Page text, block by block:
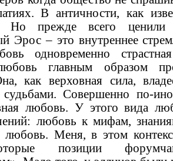
В античности, как
Но прежде всего
Эрос – это внутреннее
одновременно
главным образом
как верховная сила,
судьбами. Совершенно по-
любовь. У этого вида
любовь к мифам,
любовь. Меня, в этом
позиции